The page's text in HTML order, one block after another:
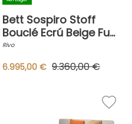
Bett Sospiro Stoff
Bouclé Ecrú Beige Fuß
Nussbaum Inklusive
Matratzen
Rivo
6.995,00 € 9.360,00 €